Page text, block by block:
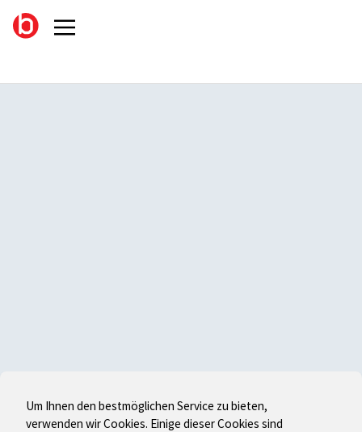
Um Ihnen den bestmöglichen Service zu bieten,
verwenden wir Cookies. Einige dieser Cookies sind